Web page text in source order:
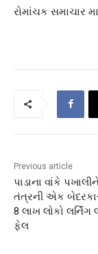
રોમાંચક સમાચાર
Previous article
પાડાના વાંકે
તંત્રની એક
8 લાખ લોકો
ફેલ